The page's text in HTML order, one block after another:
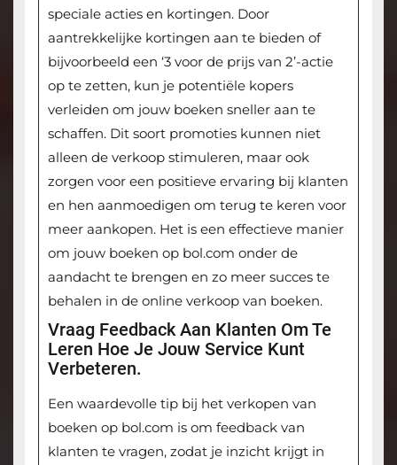
speciale acties en kortingen. Door
aantrekkelijke kortingen aan te bieden of
bijvoorbeeld een ‘3 voor de prijs van 2’-actie
op te zetten, kun je potentiële kopers
verleiden om jouw boeken sneller aan te
schaffen. Dit soort promoties kunnen niet
alleen de verkoop stimuleren, maar ook
zorgen voor een positieve ervaring bij klanten
en hen aanmoedigen om terug te keren voor
meer aankopen. Het is een effectieve manier
om jouw boeken op bol.com onder de
aandacht te brengen en zo meer succes te
behalen in de online verkoop van boeken.
Vraag Feedback Aan Klanten Om Te
Leren Hoe Je Jouw Service Kunt
Verbeteren.
Een waardevolle tip bij het verkopen van
boeken op bol.com is om feedback van
klanten te vragen, zodat je inzicht krijgt in